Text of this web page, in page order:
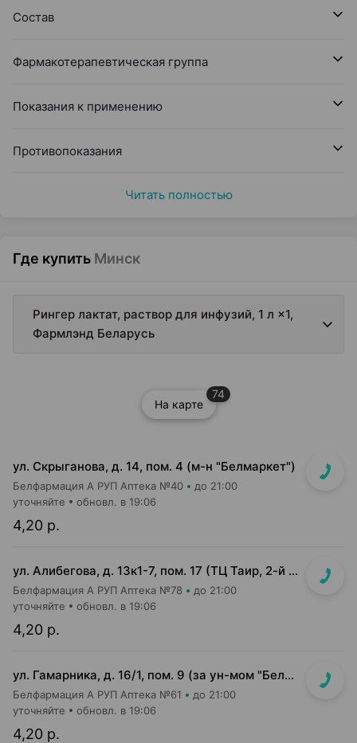
Состав
Фармакотерапевтическая группа
Показания к применению
Противопоказания
Читать полностью
Где купить Минск
Рингер лактат, раствор для инфузий, 1 л ×1,
Фармлэнд Беларусь
На карте
74
ул. Скрыганова, д. 14, пом. 4 (м-н "Белмаркет")
Белфармация А РУП Аптека №40 до 21:00
4,20 р.
уточняйте обновл. в 19:06
ул. Алибегова, д. 13к1-7, пом. 17 (ТЦ Таир, 2-й этаж)
Белфармация А РУП Аптека №78 до 21:00
4,20 р.
уточняйте обновл. в 19:06
ул. Гамарника, д. 16/1, пом. 9 (за ун-мом "БелМаркет")
Белфармация А РУП Аптека №61 до 21:00
4,20 р.
уточняйте обновл. в 19:06